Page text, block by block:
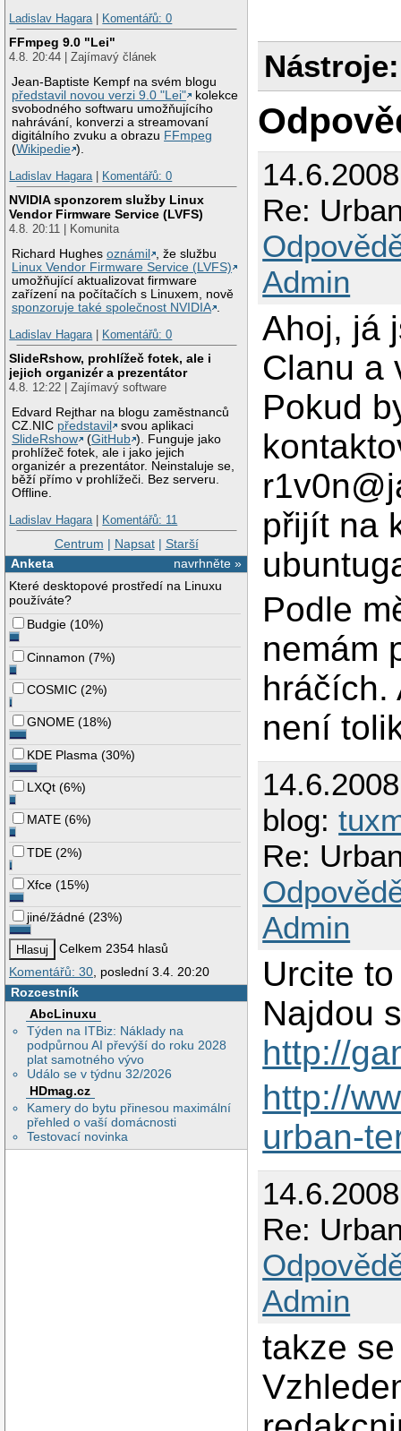
Ladislav Hagara| Komentářů: 0
FFmpeg 9.0 "Lei"
4.8. 20:44 | Zajímavý článek
Jean-Baptiste Kempf na svém blogu
představil novou verzi 9.0 "Lei"
kolekce
svobodného softwaru umožňujícího
nahrávání, konverzi a streamovaní
digitálního zvuku a obrazu FFmpeg
(Wikipedie ).
Ladislav Hagara| Komentářů: 0
NVIDIA sponzorem služby Linux
Vendor Firmware Service (LVFS)
4.8. 20:11 | Komunita
Richard Hughesoznámil
, že službu
Linux Vendor Firmware Service (LVFS)
umožňující aktualizovat firmware
zařízení na počítačích s Linuxem, nově
sponzoruje také společnost NVIDIA .
Ladislav Hagara| Komentářů: 0
SlideRshow, prohlížeč fotek, ale i
jejich organizér a prezentátor
4.8. 12:22 | Zajímavý software
Edvard Rejthar na blogu zaměstnanců
CZ.NIC představil
svou aplikaci
SlideRshow
(GitHub ). Funguje jako
prohlížeč fotek, ale i jako jejich
organizér a prezentátor. Neinstaluje se,
běží přímo v prohlížeči. Bez serveru.
Offline.
Ladislav Hagara| Komentářů: 11
Centrum | Napsat| Starší
navrhněte »
Anketa
Které desktopové prostředí na Linuxu
používáte?
Budgie (10%)
Cinnamon (7%)
COSMIC (2%)
GNOME (18%)
KDE Plasma (30%)
LXQt (6%)
MATE (6%)
TDE (2%)
Xfce (15%)
jiné/žádné (23%)
Celkem 2354 hlasů
Komentářů: 30 , poslední 3.4. 20:20
Rozcestník
AbcLinuxu
Týden na ITBiz: Náklady na
podpůrnou AI převýší do roku 2028
plat samotného vývo
Událo se v týdnu 32/2026
HDmag.cz
Kamery do bytu přinesou maximální
přehled o vaší domácnosti
Testovací novinka
Nástroje:
Re:
Admin
Ahoj, já
Clanu a
Pokud
přijít na
Podle
nemám
hráčích.
není
blog:
Re:
Admin
Urcite
Najdou
http://
http://
urban-
Re:
Admin
takze